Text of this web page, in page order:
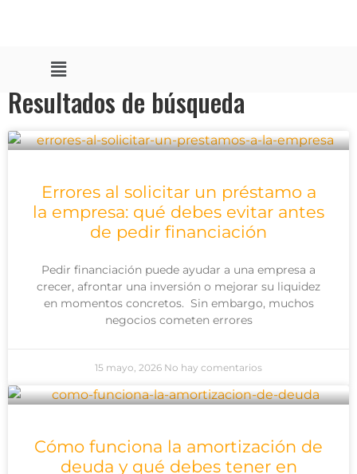
Resultados de búsqueda
Errores al solicitar un préstamo a
la empresa: qué debes evitar antes
de pedir financiación
Pedir financiación puede ayudar a una empresa a
crecer, afrontar una inversión o mejorar su liquidez
en momentos concretos. Sin embargo, muchos
negocios cometen errores
15 mayo, 2026 No hay comentarios
Cómo funciona la amortización de
deuda y qué debes tener en